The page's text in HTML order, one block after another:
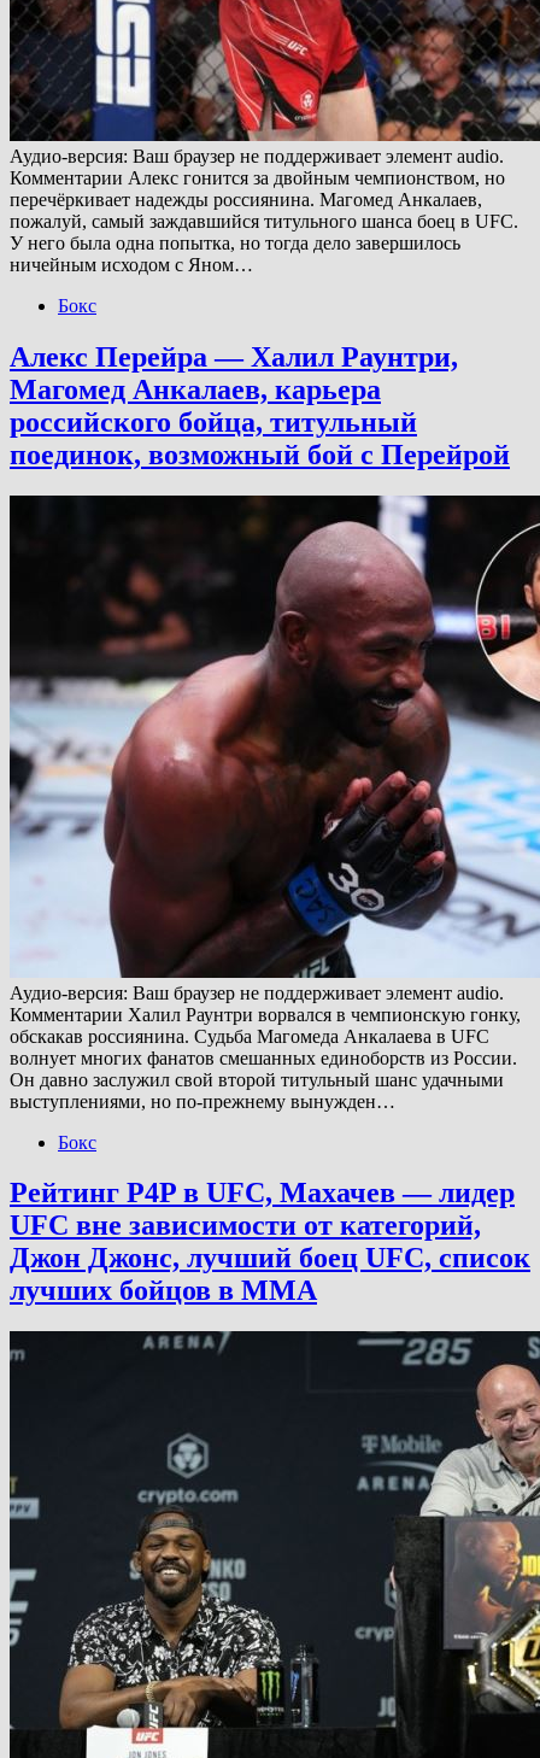
Аудио-версия: Ваш браузер не поддерживает элемент audio.
Комментарии Алекс гонится за двойным чемпионством, но
перечёркивает надежды россиянина. Магомед Анкалаев,
пожалуй, самый заждавшийся титульного шанса боец в UFC.
У него была одна попытка, но тогда дело завершилось
ничейным исходом с Яном…
Бокс
Алекс Перейра — Халил Раунтри,
Магомед Анкалаев, карьера
российского бойца, титульный
поединок, возможный бой с Перейрой
Аудио-версия: Ваш браузер не поддерживает элемент audio.
Комментарии Халил Раунтри ворвался в чемпионскую гонку,
обскакав россиянина. Судьба Магомеда Анкалаева в UFC
волнует многих фанатов смешанных единоборств из России.
Он давно заслужил свой второй титульный шанс удачными
выступлениями, но по-прежнему вынужден…
Бокс
Рейтинг P4P в UFC, Махачев — лидер
UFC вне зависимости от категорий,
Джон Джонс, лучший боец UFC, список
лучших бойцов в ММА